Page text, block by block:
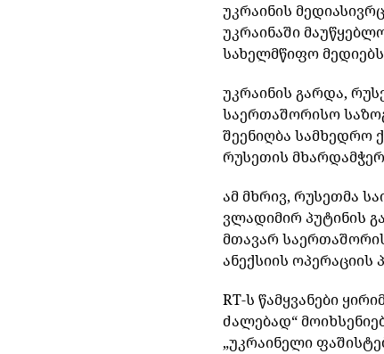
უკრაინის
უკრაინაში
სახელმწიფომედიებს
უკრაინის გარდა,
საერთაშორისო
შეენიღბა სამხედრო
რუსეთის
ამმხრივ,რუსეთმა
ვლადიმირ პუტინის
მთავარ
ანექსიის ოპერაციის
RT-ს წამყვანები
ძალებად“
„უკრაინელი